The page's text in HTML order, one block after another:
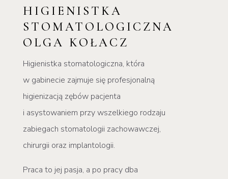
HIGIENISTKA
STOMATOLOGICZNA
OLGA KOŁACZ
Higienistka stomatologiczna, która
wgabinecie zajmuje się profesjonalną
higienizacją zębów pacjenta
i asystowaniem przy wszelkiego rodzaju
zabiegach stomatologii zachowawczej,
chirurgii oraz implantologii.
Praca to jej pasja, a po pracy dba